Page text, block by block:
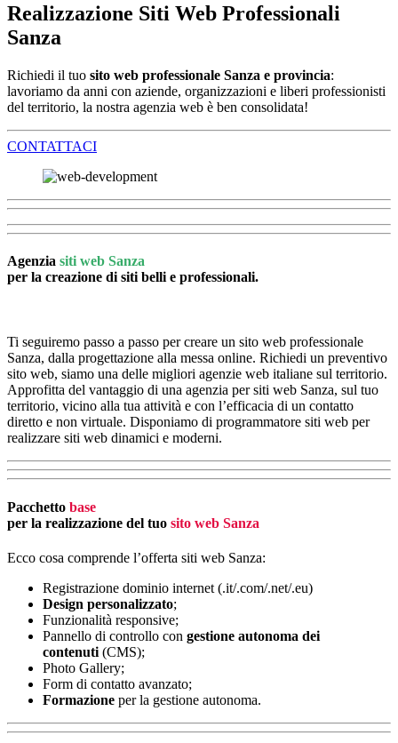
Realizzazione Siti Web Professionali
Sanza
Richiedi il tuo sito web professionale Sanza e provincia:
lavoriamo da anni con aziende, organizzazioni e liberi professionisti
del territorio, la nostra agenzia web è ben consolidata!
CONTATTACI
Agenzia siti web Sanza
per la creazione di siti belli e professionali.
Ti seguiremo passo a passo per creare un sito web professionale
Sanza, dalla progettazione alla messa online. Richiedi un preventivo
sito web, siamo una delle migliori agenzie web italiane sul territorio.
Approfitta del vantaggio di una agenzia per siti web Sanza, sul tuo
territorio, vicino alla tua attività e con l’efficacia di un contatto
diretto e non virtuale. Disponiamo di programmatore siti web per
realizzare siti web dinamici e moderni.
Pacchetto base
per la realizzazione del tuo sito web Sanza
Ecco cosa comprende l’offerta siti web Sanza:
Registrazione dominio internet (.it/.com/.net/.eu)
Design personalizzato;
Funzionalità responsive;
Pannello di controllo con gestione autonoma dei
contenuti (CMS);
Photo Gallery;
Form di contatto avanzato;
Formazione per la gestione autonoma.